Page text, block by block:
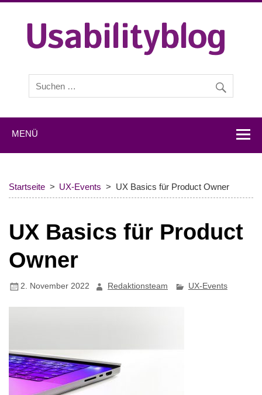
Experten zu den Themen Usability und User Experience.
MENÜ
Startseite UX-Events UX Basics für Product Owner
UX Basics für Product
Owner
2. November 2022 Redaktionsteam UX-Events